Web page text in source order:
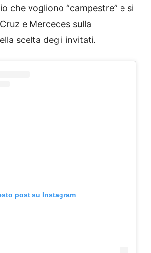
che vogliono “campestre” e si
e Mercedes sulla
scelta degli invitati.
post su Instagram